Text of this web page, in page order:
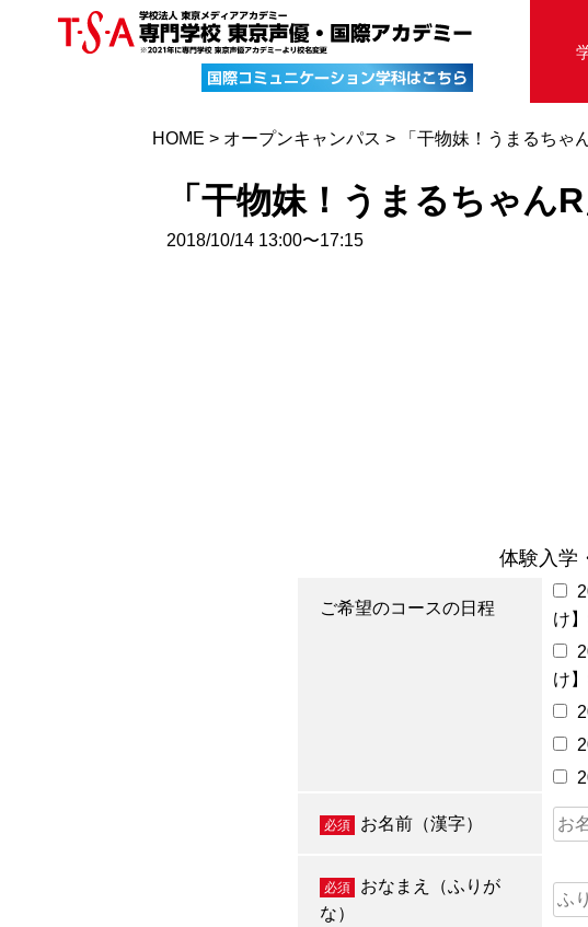
HOME > オープンキャンパス > 「干物妹！うまるちゃ
「干物妹！うまるちゃん
2018/10/14 13:00〜17:15
体験入学
ご希望のコースの日程
け
け
必須 お名前（漢字）
必須
おなまえ（ふりが
な）